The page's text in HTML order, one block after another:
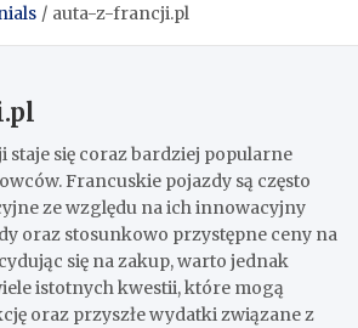
auta-z-francji.pl
staje się coraz bardziej popularne
Francuskie pojazdy są często
ze względu na ich innowacyjny
oraz stosunkowo przystępne ceny na
się na zakup, warto jednak
istotnych kwestii, które mogą
oraz przyszłe wydatki związane z